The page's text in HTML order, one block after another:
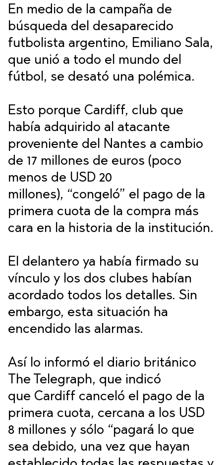
En medio de la campaña de
búsqueda del desaparecido
futbolista argentino, Emiliano Sala,
que unió a todo el mundo del
fútbol, se desató una polémica.
Esto porque Cardiff, club que
había adquirido al atacante
proveniente del Nantes a cambio
de 17 millones de euros (poco
menos de USD 20
millones), “congeló” el pago de la
primera cuota de la compra más
cara en la historia de la institución.
El delantero ya había firmado su
vínculo y los dos clubes habían
acordado todos los detalles. Sin
embargo, esta situación ha
encendido las alarmas.
Así lo informó el diario británico
The Telegraph, que indicó
que Cardiff canceló el pago de la
primera cuota, cercana a los USD
8 millones y sólo “pagará lo que
sea debido, una vez que hayan